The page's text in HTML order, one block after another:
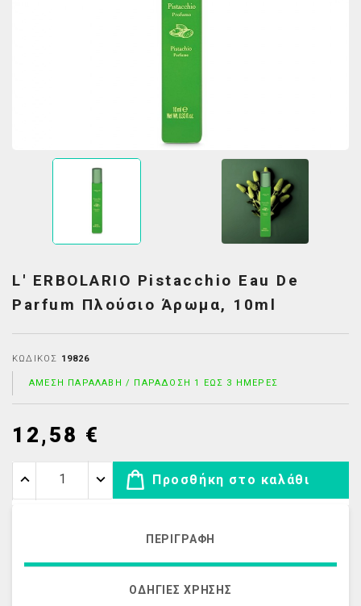
L' ERBOLARIO Pistacchio Eau De
Parfum Πλούσιο Άρωμα, 10ml
ΚΩΔΙΚΌΣ 19826
ΆΜΕΣΗ ΠΑΡΑΛΑΒΉ / ΠΑΡΆΔΟΣΗ 1 ΈΩΣ 3 ΗΜΈΡΕΣ
12,58 €
Προσθήκη στο καλάθι
ΠΕΡΙΓΡΑΦΉ
ΟΔΗΓΊΕΣ ΧΡΉΣΗΣ